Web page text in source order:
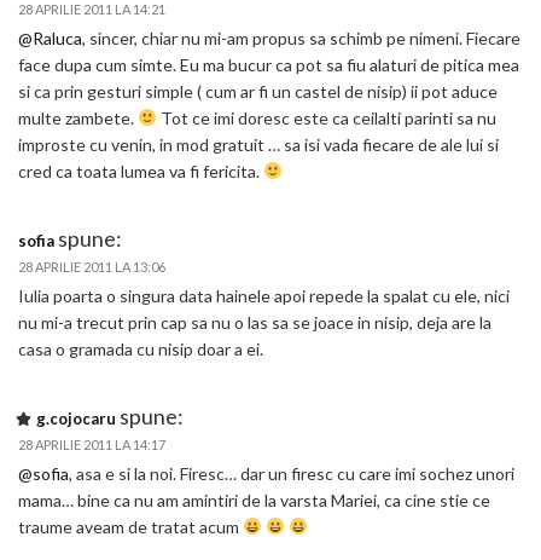
28 APRILIE 2011 LA 14:21
@Raluca, sincer, chiar nu mi-am propus sa schimb pe nimeni. Fiecare
face dupa cum simte. Eu ma bucur ca pot sa fiu alaturi de pitica mea
si ca prin gesturi simple ( cum ar fi un castel de nisip) ii pot aduce
multe zambete.
Tot ce imi doresc este ca ceilalti parinti sa nu
improste cu venin, in mod gratuit … sa isi vada fiecare de ale lui si
cred ca toata lumea va fi fericita.
sofia spune:
28 APRILIE 2011 LA 13:06
Iulia poarta o singura data hainele apoi repede la spalat cu ele, nici
nu mi-a trecut prin cap sa nu o las sa se joace in nisip, deja are la
casa o gramada cu nisip doar a ei.
g.cojocaru spune:
28 APRILIE 2011 LA 14:17
@sofia, asa e si la noi. Firesc… dar un firesc cu care imi sochez unori
mama… bine ca nu am amintiri de la varsta Mariei, ca cine stie ce
traume aveam de tratat acum